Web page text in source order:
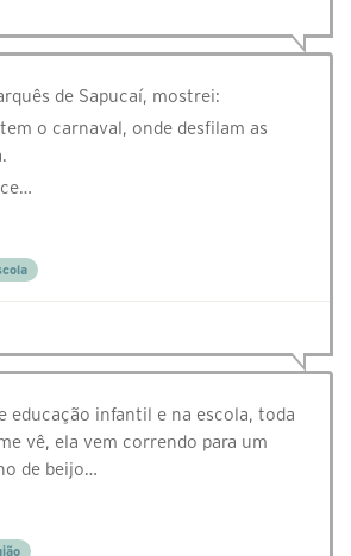
de Sapucaí, mostrei:
o carnaval, onde desfilam as
educação infantil e na escola, toda
vê, ela vem correndo para um
de beijo…